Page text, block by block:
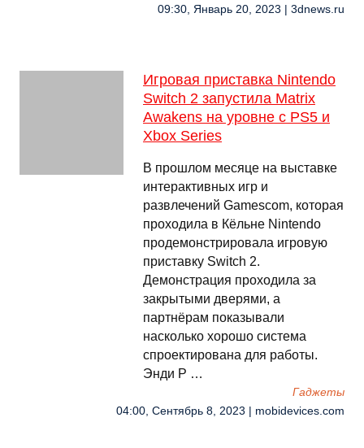
09:30, Январь 20, 2023 | 3dnews.ru
Игровая приставка Nintendo
Switch 2 запустила Matrix
Awakens на уровне с PS5 и
Xbox Series
В прошлом месяце на выставке
интерактивных игр и
развлечений Gamescom, которая
проходила в Кёльне Nintendo
продемонстрировала игровую
приставку Switch 2.
Демонстрация проходила за
закрытыми дверями, а
партнёрам показывали
насколько хорошо система
спроектирована для работы.
Энди Р …
Гаджеты
04:00, Сентябрь 8, 2023 | mobidevices.com